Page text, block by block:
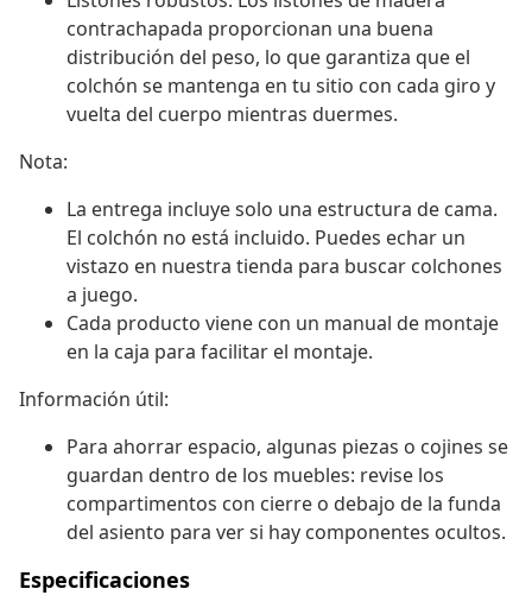
contrachapada proporcionan una buena
distribución del peso, lo que garantiza que el
colchón se mantenga en tu sitio con cada giro y
vuelta del cuerpo mientras duermes.
Nota:
La entrega incluye solo una estructura de cama.
El colchón no está incluido. Puedes echar un
vistazo en nuestra tienda para buscar colchones
a juego.
Cada producto viene con un manual de montaje
en la caja para facilitar el montaje.
Información útil:
Para ahorrar espacio, algunas piezas o cojines se
guardan dentro de los muebles: revise los
compartimentos con cierre o debajo de la funda
del asiento para ver si hay componentes ocultos.
Especificaciones